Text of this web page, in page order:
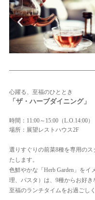
心躍る、至福のひととき
「ザ・ハーブダイニング」
時間：11:00～15:00（L.O.14:00）
場所：展望レストハウス2F
選りすぐりの前菜8種を専用の
たします。
色鮮やかな「Herb Garden」を
理、パスタ）は、9種からお好き
至福のランチタイムをお過ごしく